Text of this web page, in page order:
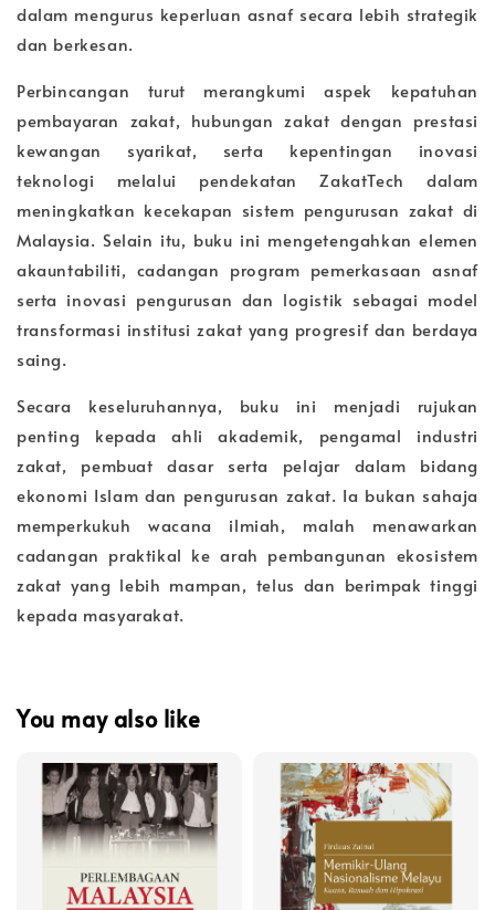
dalam mengurus keperluan asnaf secara lebih strategik
dan berkesan.
Perbincangan turut merangkumi aspek kepatuhan
pembayaran zakat, hubungan zakat dengan prestasi
kewangan syarikat, serta kepentingan inovasi
teknologi melalui pendekatan ZakatTech dalam
meningkatkan kecekapan sistem pengurusan zakat di
Malaysia. Selain itu, buku ini mengetengahkan elemen
akauntabiliti, cadangan program pemerkasaan asnaf
serta inovasi pengurusan dan logistik sebagai model
transformasi institusi zakat yang progresif dan berdaya
saing.
Secara keseluruhannya, buku ini menjadi rujukan
penting kepada ahli akademik, pengamal industri
zakat, pembuat dasar serta pelajar dalam bidang
ekonomi Islam dan pengurusan zakat. Ia bukan sahaja
memperkukuh wacana ilmiah, malah menawarkan
cadangan praktikal ke arah pembangunan ekosistem
zakat yang lebih mampan, telus dan berimpak tinggi
kepada masyarakat.
You may also like